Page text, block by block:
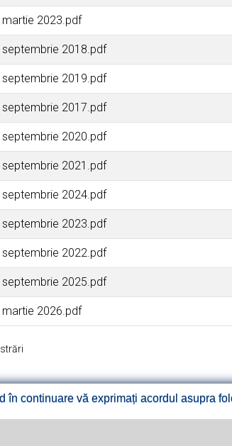
martie 2023.pdf
septembrie 2018.pdf
septembrie 2019.pdf
septembrie 2017.pdf
septembrie 2020.pdf
septembrie 2021.pdf
septembrie 2024.pdf
septembrie 2023.pdf
septembrie 2022.pdf
septembrie 2025.pdf
martie 2026.pdf
în continuare vă exprimați acordul asupra